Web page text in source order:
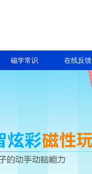
磁学常识 在线反馈